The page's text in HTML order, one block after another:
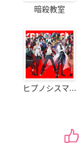
暗殺教室
ヒプノシスマ...